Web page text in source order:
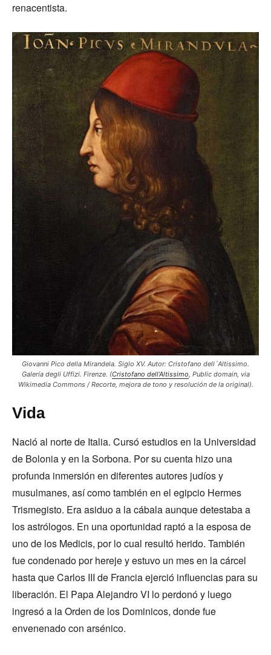
renacentista.
Giovanni Pico della Mirandela. Siglo XV. Autor: Cristofano dell´Altissimo.
Galería degli Uffizi. Firenze. (Cristofano dell’Altissimo, Public domain, via
Wikimedia Commons / Recorte, mejora de tono y resolución de la original).
Vida
Nació al norte de Italia. Cursó estudios en la Universidad
de Bolonia y en la Sorbona. Por su cuenta hizo una
profunda inmersión en diferentes autores judíos y
musulmanes, así como también en el egipcio Hermes
Trismegisto. Era asiduo a la cábala aunque detestaba a
los astrólogos. En una oportunidad raptó a la esposa de
uno de los Medicis, por lo cual resultó herido. También
fue condenado por hereje y estuvo un mes en la cárcel
hasta que Carlos III de Francia ejerció influencias para su
liberación. El Papa Alejandro VI lo perdonó y luego
ingresó a la Orden de los Dominicos, donde fue
envenenado con arsénico.